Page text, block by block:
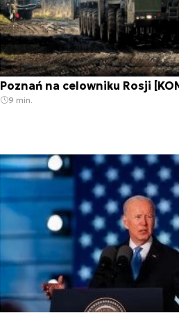
Poznań na celowniku Rosji
9 min.